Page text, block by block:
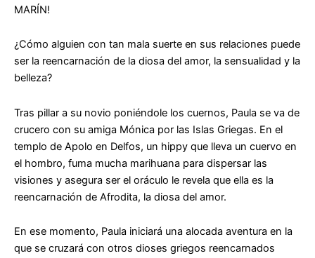
MARÍN!
¿Cómo alguien con tan mala suerte en sus relaciones puede
ser la reencarnación de la diosa del amor, la sensualidad y la
belleza?
Tras pillar a su novio poniéndole los cuernos, Paula se va de
crucero con su amiga Mónica por las Islas Griegas. En el
templo de Apolo en Delfos, un hippy que lleva un cuervo en
el hombro, fuma mucha marihuana para dispersar las
visiones y asegura ser el oráculo le revela que ella es la
reencarnación de Afrodita, la diosa del amor.
En ese momento, Paula iniciará una alocada aventura en la
que se cruzará con otros dioses griegos reencarnados